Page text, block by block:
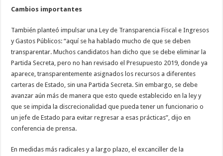
Cambios importantes
También planteó impulsar una Ley de Transparencia Fiscal e Ingresos
y Gastos Públicos: “aquí se ha hablado mucho de que se deben
transparentar. Muchos candidatos han dicho que se debe eliminar la
Partida Secreta, pero no han revisado el Presupuesto 2019, donde ya
aparece, transparentemente asignados los recursos a diferentes
carteras de Estado, sin una Partida Secreta. Sin embargo, se debe
avanzar aún más de manera que esto quede establecido en la ley y
que se impida la discrecionalidad que pueda tener un funcionario o
un jefe de Estado para evitar regresar a esas prácticas”, dijo en
conferencia de prensa.
En medidas más radicales y a largo plazo, el excanciller de la